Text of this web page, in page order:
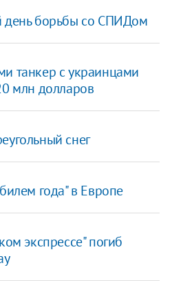
день борьбы со СПИДом
танкер с украинцами
млн долларов
снег
года" в Европе
экспрессе" погиб